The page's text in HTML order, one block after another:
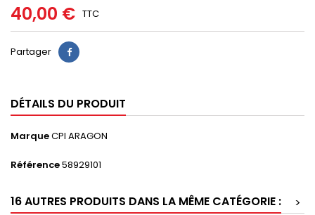
40,00 € TTC
Partager
DÉTAILS DU PRODUIT
MarqueCPI ARAGON
Référence58929101
16 AUTRES PRODUITS DANS LA MÊME CATÉGORIE :
>